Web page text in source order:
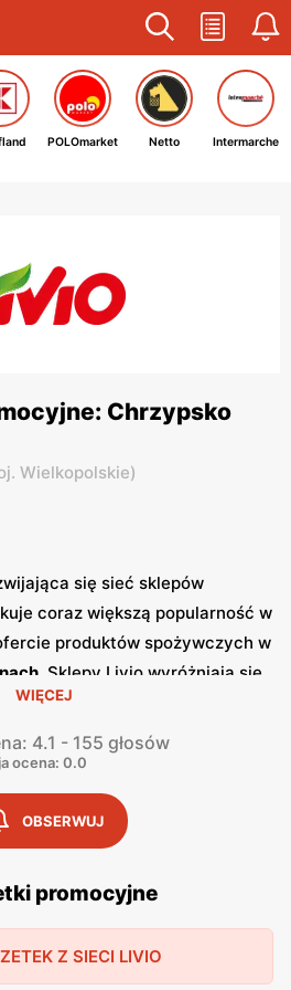
POLOmarket Netto Intermarche
Chrzypsko
Wielkopolskie)
się sieć sklepów
coraz większą popularność w
produktów spożywczych w
. Sklepy Livio wyróżniają się
ale także częstymi
klientów szukających
Regularnie wydawane
o aktualnych zniżkach i
sprawia, że klienci mogą być na
zakupowymi. Livio
produkty, co jest wyrazem
lokalnych producentów i
można znaleźć szeroki
WIĘCEJ
4.1 - 155 głosów
ocena: 0.0
OBSERWUJ
promocyjne
Z SIECI LIVIO